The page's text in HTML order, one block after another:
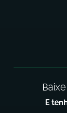
E